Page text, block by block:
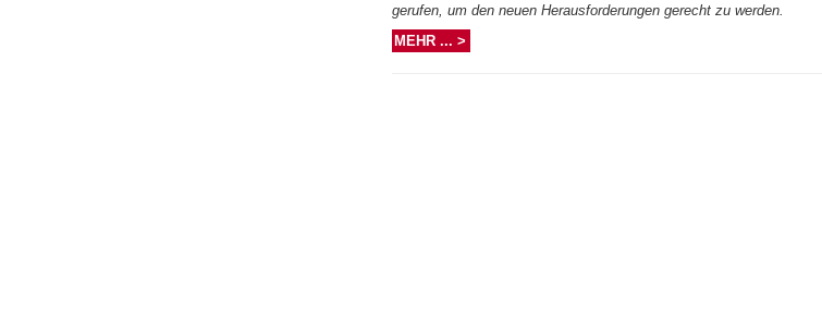
gerufen, um den neuen Herausforderungen gerecht zu werden.
MEHR ... >